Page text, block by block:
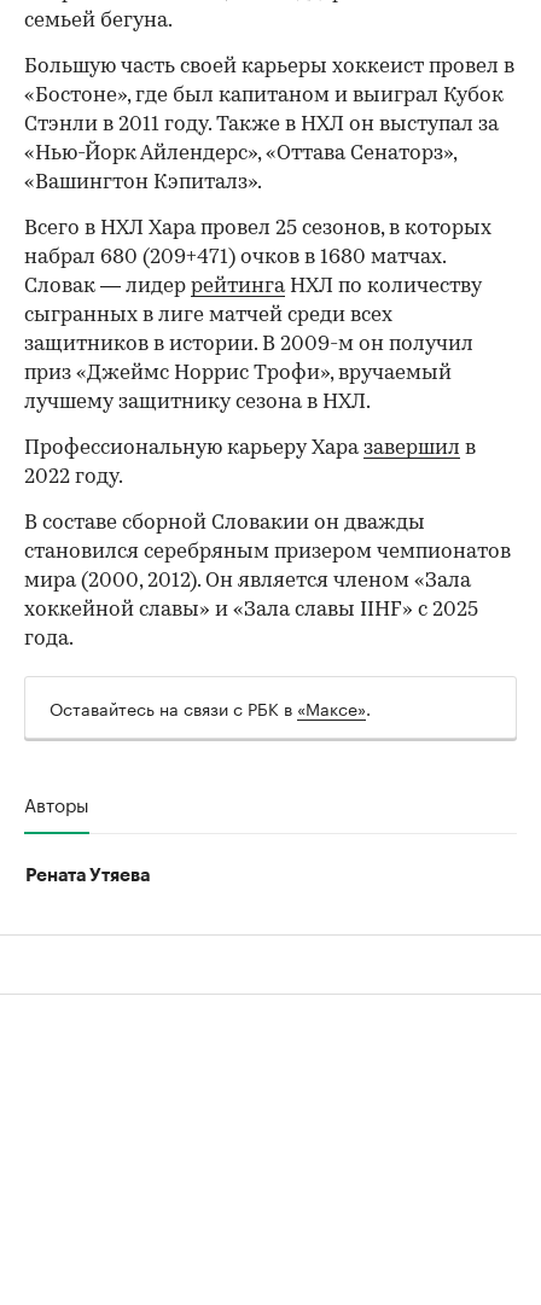
00:00 / 00:00
семьей бегуна.
Большую часть своей карьеры хоккеист провел в
«Бостоне», где был капитаном и выиграл Кубок
Стэнли в 2011 году. Также в НХЛ он выступал за
«Нью-Йорк Айлендерс», «Оттава Сенаторз»,
«Вашингтон Кэпиталз».
Всего в НХЛ Хара провел 25 сезонов, в которых
набрал 680 (209+471) очков в 1680 матчах.
Словак — лидер рейтингаНХЛ по количеству
сыгранных в лиге матчей среди всех
защитников в истории. В 2009-м он получил
приз «Джеймс Норрис Трофи», вручаемый
лучшему защитнику сезона в НХЛ.
Профессиональную карьеру Харазавершил в
2022 году.
В составе сборной Словакии он дважды
становился серебряным призером чемпионатов
мира (2000, 2012). Он является членом «Зала
хоккейной славы» и «Зала славы IIHF» с 2025
года.
Оставайтесь на связи с РБК в «Максе».
Авторы
Рената Утяева